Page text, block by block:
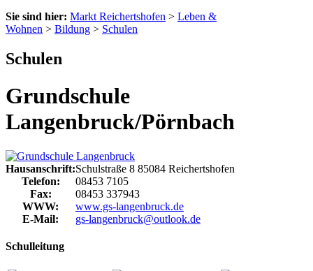
Sie sind hier: Markt Reichertshofen > Leben &
Wohnen > Bildung > Schulen
Schulen
Grundschule
Langenbruck/Pörnbach
Hausanschrift:Schulstraße 8 85084 Reichertshofen
Telefon:
08453 7105
Fax:
08453 337943
WWW:
www.gs-langenbruck.de
E-Mail:
gs-langenbruck@outlook.de
Schulleitung